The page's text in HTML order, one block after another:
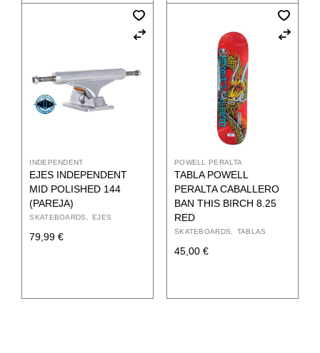
INDEPENDENT
EJES INDEPENDENT
MID POLISHED 144
(PAREJA)
SKATEBOARDS EJES
79,99€
POWELL PERALTA
TABLA POWELL
PERALTA CABALLERO
BAN THIS BIRCH 8.25
RED
SKATEBOARDS TABLAS
45,00 €